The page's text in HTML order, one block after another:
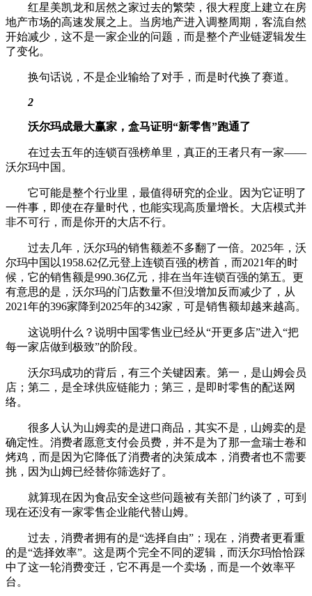
红星美凯龙和居然之家过去的繁荣，很大程度上建立在房
地产市场的高速发展之上。当房地产进入调整周期，客流自然
开始减少，这不是一家企业的问题，而是整个产业链逻辑发生
了变化。
换句话说，不是企业输给了对手，而是时代换了赛道。
2
沃尔玛成最大赢家，盒马证明“新零售”跑通了
在过去五年的连锁百强榜单里，真正的王者只有一家——
沃尔玛中国。
它可能是整个行业里，最值得研究的企业。因为它证明了
一件事，即使在存量时代，也能实现高质量增长。大店模式并
非不可行，而是你开的大店不行。
过去几年，沃尔玛的销售额差不多翻了一倍。2025年，沃
尔玛中国以1958.62亿元登上连锁百强的榜首，而2021年的时
候，它的销售额是990.36亿元，排在当年连锁百强的第五。更
有意思的是，沃尔玛的门店数量不但没增加反而减少了，从
2021年的396家降到2025年的342家，可是销售额却越来越高。
这说明什么？说明中国零售业已经从“开更多店”进入“把
每一家店做到极致”的阶段。
沃尔玛成功的背后，有三个关键因素。第一，是山姆会员
店；第二，是全球供应链能力；第三，是即时零售的配送网
络。
很多人认为山姆卖的是进口商品，其实不是，山姆卖的是
确定性。消费者愿意支付会员费，并不是为了那一盒瑞士卷和
烤鸡，而是因为它降低了消费者的决策成本，消费者也不需要
挑，因为山姆已经替你筛选好了。
就算现在因为食品安全这些问题被有关部门约谈了，可到
现在还没有一家零售企业能代替山姆。
过去，消费者拥有的是“选择自由”；现在，消费者更看重
的是“选择效率”。这是两个完全不同的逻辑，而沃尔玛恰恰踩
中了这一轮消费变迁，它不再是一个卖场，而是一个效率平
台。